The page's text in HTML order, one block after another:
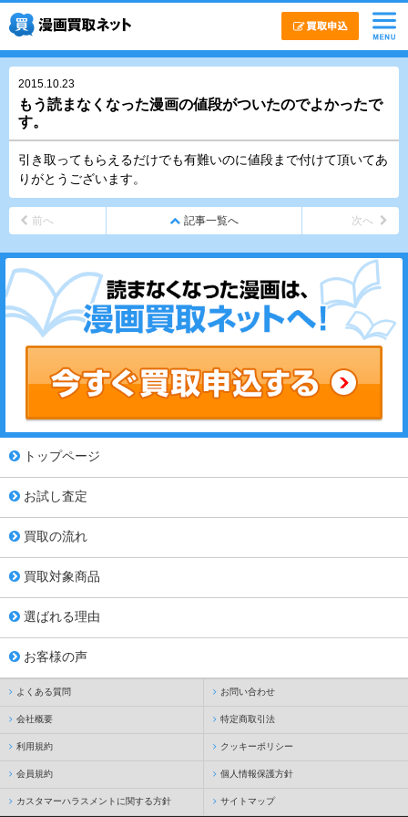
2015.10.23
もう読まなくなった漫画の値段がついたのでよかったで
す。
引き取ってもらえるだけでも有難いのに値段まで付けて頂いてあ
りがとうございます。
前へ 記事一覧へ 次へ
トップページ
お試し査定
買取の流れ
買取対象商品
選ばれる理由
お客様の声
よくある質問 お問い合わせ
会社概要 特定商取引法
利用規約 クッキーポリシー
会員規約 個人情報保護方針
カスタマーハラスメントに関する方針 サイトマップ